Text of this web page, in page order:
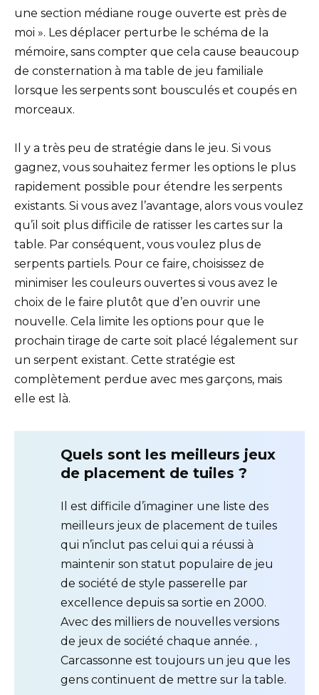
une section médiane rouge ouverte est près de
moi ». Les déplacer perturbe le schéma de la
mémoire, sans compter que cela cause beaucoup
de consternation à ma table de jeu familiale
lorsque les serpents sont bousculés et coupés en
morceaux.
Il y a très peu de stratégie dans le jeu. Si vous
gagnez, vous souhaitez fermer les options le plus
rapidement possible pour étendre les serpents
existants. Si vous avez l’avantage, alors vous voulez
qu’il soit plus difficile de ratisser les cartes sur la
table. Par conséquent, vous voulez plus de
serpents partiels. Pour ce faire, choisissez de
minimiser les couleurs ouvertes si vous avez le
choix de le faire plutôt que d’en ouvrir une
nouvelle. Cela limite les options pour que le
prochain tirage de carte soit placé légalement sur
un serpent existant. Cette stratégie est
complètement perdue avec mes garçons, mais
elle est là.
Quels sont les meilleurs jeux
de placement de tuiles ?
Il est difficile d’imaginer une liste des
meilleurs jeux de placement de tuiles
qui n’inclut pas celui qui a réussi à
maintenir son statut populaire de jeu
de société de style passerelle par
excellence depuis sa sortie en 2000.
Avec des milliers de nouvelles versions
de jeux de société chaque année. ,
Carcassonne est toujours un jeu que les
gens continuent de mettre sur la table.